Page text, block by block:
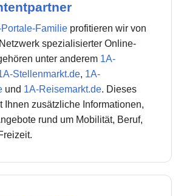
Familie profitieren wir von
spezialisierter Online-
unter anderem 1A-
Stellenmarkt.de, 1A-
und 1A-Reisemarkt.de. Dieses
Ihnen zusätzliche Informationen,
rund um Mobilität, Beruf,